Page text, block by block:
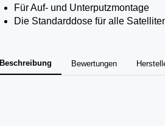
Für Auf- und Unterputzmontage
Die Standarddose für alle
Beschreibung Bewertungen